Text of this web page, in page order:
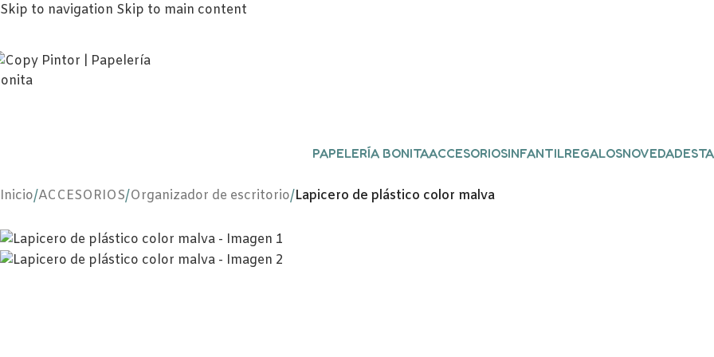
Skip to navigation Skip to main content
PAPELERÍA BONITAACCESORIOSINFANTILREGALOSNOVEDADES
Inicio/ACCESORIOS/Organizador de escritorio/Lapicero de plástico color malva